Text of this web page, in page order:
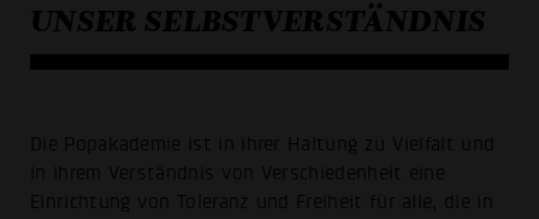
UNSER SELBST­VERSTÄNDNIS
Die Popakademie ist in ihrer Haltung zu Vielfalt und
in ihrem Verständnis von Verschiedenheit eine
Einrichtung von Toleranz und Freiheit für alle, die in